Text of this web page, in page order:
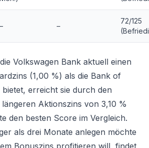
– –
72/125
Volkswagen Bank aktuell einen
(1,00 %) als die Bank of
erreicht sie durch den
Aktionszins von 3,10 %
den besten Score im Vergleich.
als drei Monate anlegen möchte
Bonuszins profitieren will, findet